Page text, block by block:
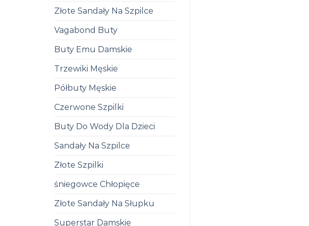
Złote Sandały Na Szpilce
Vagabond Buty
Buty Emu Damskie
Trzewiki Męskie
Półbuty Męskie
Czerwone Szpilki
Buty Do Wody Dla Dzieci
Sandały Na Szpilce
Złote Szpilki
śniegowce Chłopięce
Złote Sandały Na Słupku
Superstar Damskie